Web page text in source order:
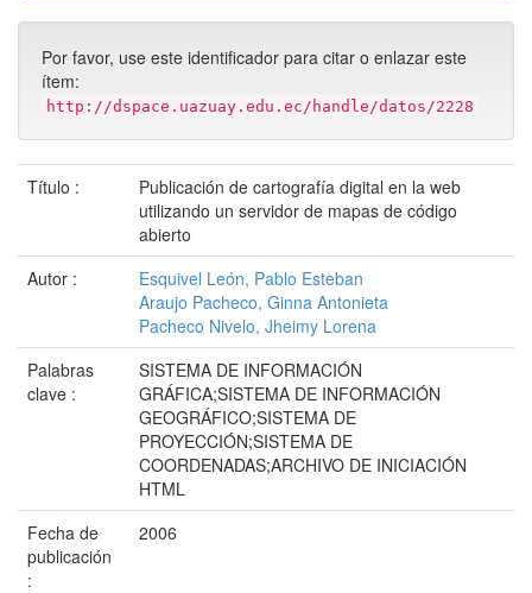
Por favor, use este identificador para citar o enlazar este
ítem:
http://dspace.uazuay.edu.ec/handle/datos/2228
Título :
Publicación de cartografía digital en la web
utilizando un servidor de mapas de código
abierto
Autor :
Esquivel León, Pablo Esteban
Araujo Pacheco, Ginna Antonieta
Pacheco Nivelo, Jheimy Lorena
Palabras
clave :
SISTEMA DE INFORMACIÓN
GRÁFICA;SISTEMA DE INFORMACIÓN
GEOGRÁFICO;SISTEMA DE
PROYECCIÓN;SISTEMA DE
COORDENADAS;ARCHIVO DE INICIACIÓN
HTML
Fecha de
publicación
:
2006